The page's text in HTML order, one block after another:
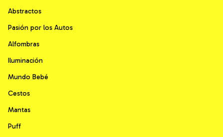
Abstractos
Pasión por los Autos
Alfombras
Iluminación
Mundo Bebé
Cestos
Mantas
Puff